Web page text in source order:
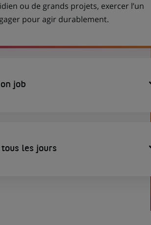
ou de grands projets, exercer l’un
pour agir durablement.
job
les jours